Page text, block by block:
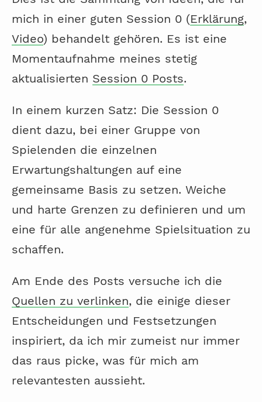
mich in einer guten Session 0 (Erklärung,
Video) behandelt gehören. Es ist eine
Momentaufnahme meines stetig
aktualisierten Session 0 Posts.
In einem kurzen Satz: Die Session 0
dient dazu, bei einer Gruppe von
Spielenden die einzelnen
Erwartungshaltungen auf eine
gemeinsame Basis zu setzen. Weiche
und harte Grenzen zu definieren und um
eine für alle angenehme Spielsituation zu
schaffen.
Am Ende des Posts versuche ich die
Quellen zu verlinken, die einige dieser
Entscheidungen und Festsetzungen
inspiriert, da ich mir zumeist nur immer
das raus picke, was für mich am
relevantesten aussieht.